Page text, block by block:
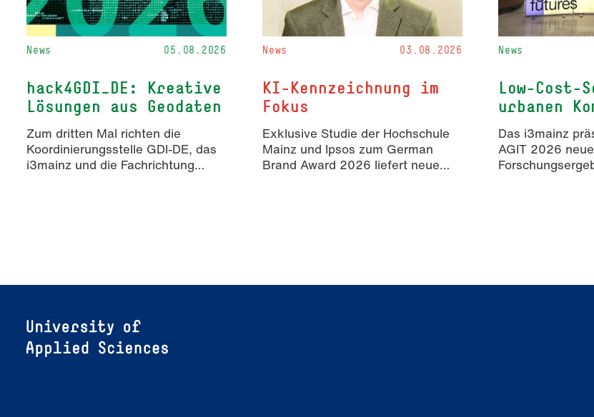
News 05.08.2026
hack4GDI_DE: Kreative
Lösungen aus Geodaten
Zum dritten Mal richten die
Koordinierungsstelle GDI-DE, das
i3mainz und die Fachrichtung
News 03.08.2026
KI-Kennzeichnung im
Fokus
Exklusive Studie der Hochschule
Mainz und Ipsos zum German
Brand Award 2026 liefert neue
News
Low-Cost-
urbanen
Das i3mainz
AGIT 2026 neue